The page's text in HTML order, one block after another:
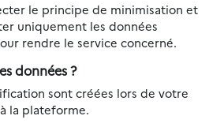
le principe de minimisation et
uniquement les données
rendre le service concerné.
données ?
sont créées lors de votre
la plateforme.